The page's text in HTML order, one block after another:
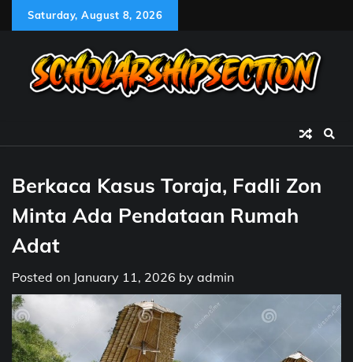
Saturday, August 8, 2026
Berkaca Kasus Toraja, Fadli Zon
Minta Ada Pendataan Rumah
Adat
Posted on January 11, 2026 by admin